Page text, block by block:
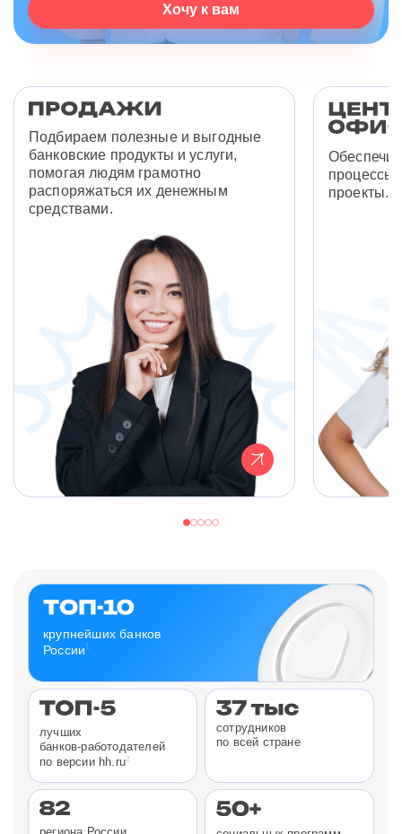
Хочу к вам
Подбираем полезные и выгодные
банковские продукты и услуги,
помогая людям грамотно
распоряжаться их денежным
средствами.
процессы
проекты.
крупнейших банков
России 1
лучших
банков-работодателей
по версии hh.ru2
сотрудников
по всей стране